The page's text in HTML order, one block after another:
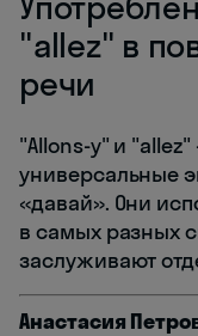
"allez" в
речи
"Allons-y" и
универсальные
«давай». Они
в самых разных
заслуживают
Анастасия